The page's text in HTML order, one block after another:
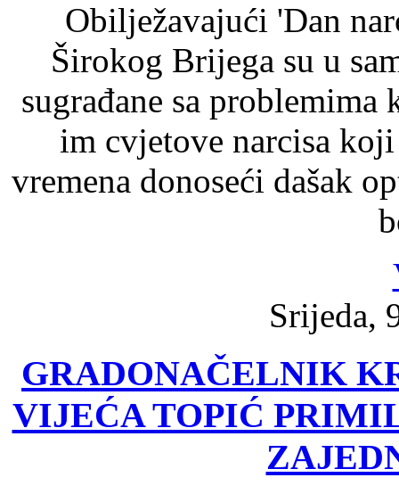
Obilježavajući 'Dan
Širokog Brijega su u
sugrađane sa
im cvjetove narcisa
vremena donoseći dašak
Srijeda,
GRADONAČELNIK
VIJEĆA TOPIĆ